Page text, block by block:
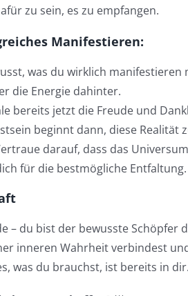
zu sein, es zu empfangen.
Manifestieren:
was du wirklich manifestieren
die Energie dahinter.
bereits jetzt die Freude und
beginnt dann, diese Realität
darauf, dass das
für die bestmögliche Entfaltung.
– du bist der bewusste Schöpfer
inneren Wahrheit verbindest
was du brauchst, ist bereits in dir.